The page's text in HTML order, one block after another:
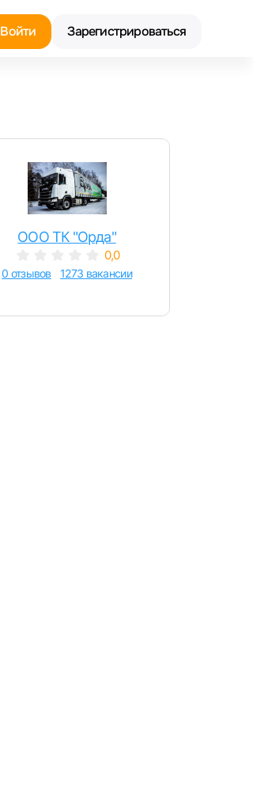
Войти Зарегистрироваться
ООО ТК "Орда"
0,0
0 отзывов 1273 вакансии